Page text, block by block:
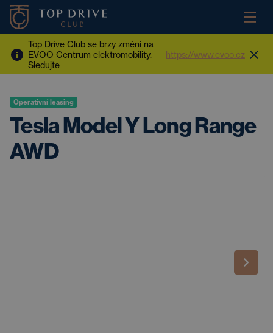
Top Drive Club se brzy změní na
EVOO Centrum elektromobility.
Sledujte
https://www.evoo.cz
Operativní leasing
Tesla Model Y Long Range
AWD